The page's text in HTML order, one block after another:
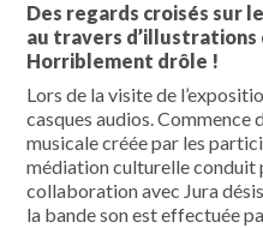
Des regards croisés sur
au travers d’illustrations
Horriblement drôle !
Lors de la visite de
casques audios. Commence
musicale créée par les
médiation culturelle conduit
collaboration avec Jura
la bande son est effectuée